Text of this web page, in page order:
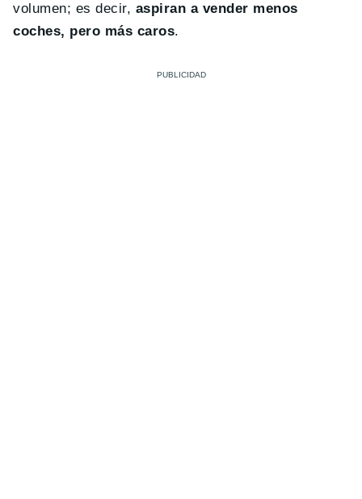
volumen; es decir, aspiran a vender menos
coches, pero más caros.